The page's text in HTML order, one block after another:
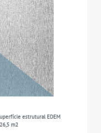
estrutural EDEM
m2